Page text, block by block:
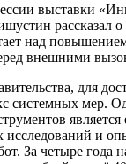
выставки
рассказал о
над
внешними
для
системных мер.
является
исследований и
За четыре года